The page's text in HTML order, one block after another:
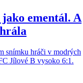
ementál. A